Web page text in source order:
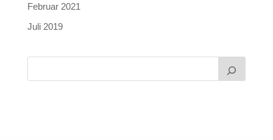
Februar 2021
Juli 2019